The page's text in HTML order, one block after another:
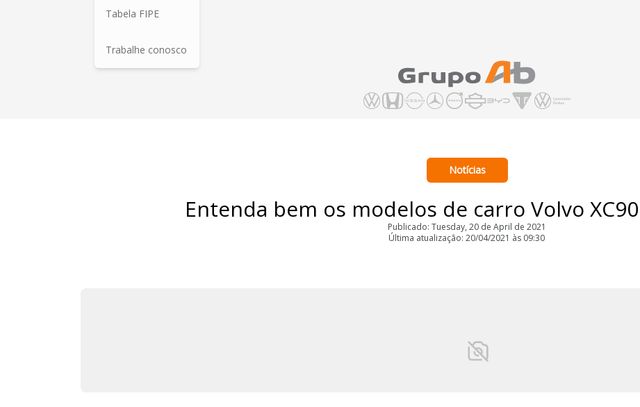
Tabela FIPE
Trabalhe conosco
Notícias
Entenda bem os modelos de carro Volvo
Publicado: Tuesday, 20 de April de 2021
Última atualização: 20/04/2021 às 09:30